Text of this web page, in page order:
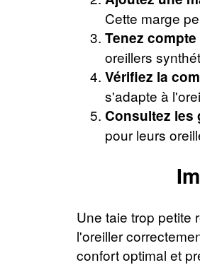
Cette marge
Tenez
oreillers
Vérifiez la
s'adapte à
Consultez les
pour leurs
Une taie trop petite
l'oreiller
confort optimal et